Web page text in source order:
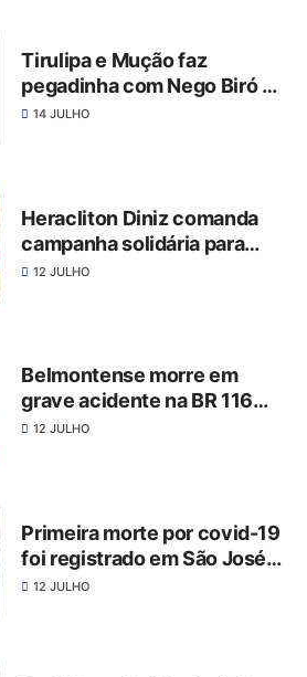
Tirulipa e Mução faz
pegadinha com Nego Biró de
São José do Belmonte
14 JULHO
Heracliton Diniz comanda
campanha solidária para
fornecedores de eventos
12 JULHO
Belmontense morre em
grave acidente na BR 116
em Salgueiro.
12 JULHO
Primeira morte por covid-19
foi registrado em São José
do Belmonte
12 JULHO